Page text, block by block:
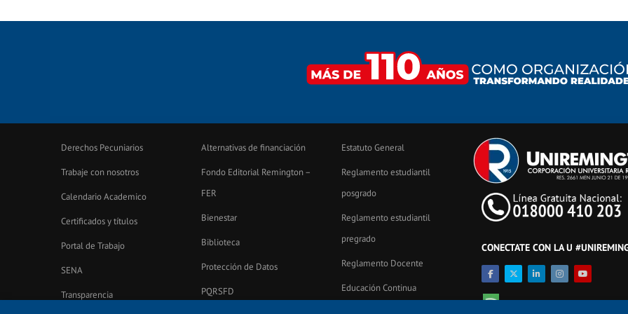
Derechos Pecuniarios
Trabaje con nosotros
Calendario Academico
Certificados y títulos
Portal de Trabajo
SENA
Transparencia
Alternativas de financiación
Fondo Editorial Remington –
FER
Bienestar
Biblioteca
Protección de Datos
PQRSFD
Estatuto General
Reglamento estudiantil
posgrado
Reglamento estudiantil
pregrado
Reglamento Docente
Educación Continua
CONECTATE CON LA U